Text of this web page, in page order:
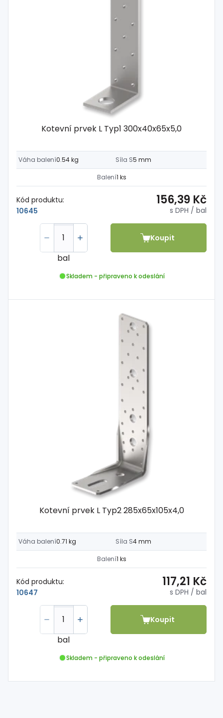
Kotevní prvek L Typ1 300x40x65x5,0
Váha balení0.54 kg Síla S5 mm
Balení1 ks
Kód produktu:
10645
156,39 Kč
s DPH / bal
bal
Koupit
Skladem - připraveno k odeslání
Kotevní prvek L Typ2 285x65x105x4,0
Váha balení0.71 kg Síla S4 mm
Balení1 ks
Kód produktu:
10647
117,21 Kč
s DPH / bal
bal
Koupit
Skladem - připraveno k odeslání